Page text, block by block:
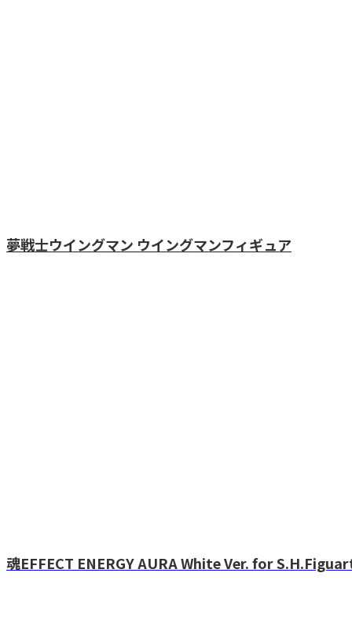
夢戦士ウイングマン ウイングマンフィギュア
魂EFFECT ENERGY AURA White Ver. for